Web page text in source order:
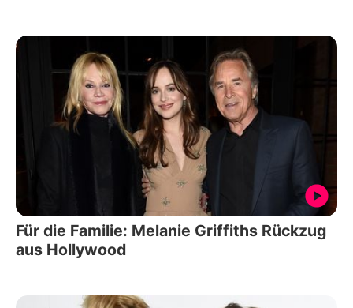
Für die Familie: Melanie Griffiths Rückzug
aus Hollywood